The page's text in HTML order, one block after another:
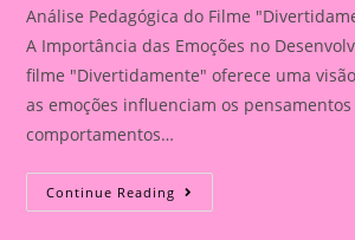
Análise Pedagógica do Filme
A Importância das Emoções no
filme "Divertidamente" oferece uma
as emoções influenciam os pensamentos
comportamentos…
Continue Reading Explorando
Emoções